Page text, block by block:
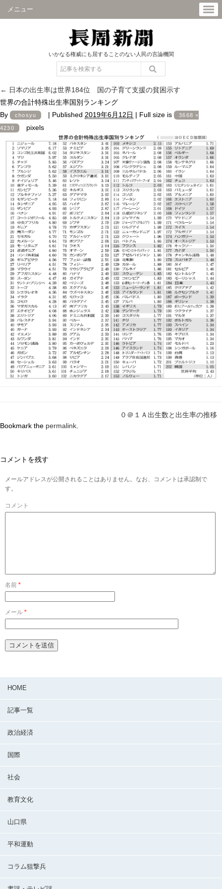
メニュー
いかなる権威にも屈することのない人民の言論機関
← 日本の出生率は世界184位 国の子育て支援の貧困示す
世界の合計特殊出生率国別ランキング
By
chosyu | Published 2019年6月12日 | Full size is 3668 ×
4230 pixels
０＠１Ａ出生数と出生率の推移
Bookmark the permalink.
コメントを残す
メールアドレスが公開されることはありません。なお、コメントは承認制で
す。
コメント
名前 *
メール *
HOME
記事一覧
政治経済
国際
社会
教育文化
山口県
平和運動
コラム狙撃兵